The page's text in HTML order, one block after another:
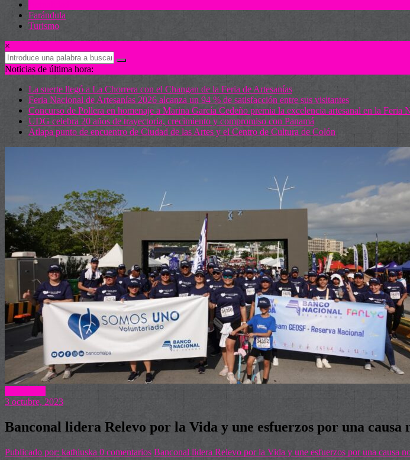
Farándula
Turismo
×
Noticias de última hora:
La suerte llegó a La Chorrera con el Changan de la Feria de Artesanías
Feria Nacional de Artesanías 2026 alcanza un 94 % de satisfacción entre sus visitantes
Concurso de Pollera en homenaje a Marina García Cedeño premia la excelencia artesanal en la Feria
UDG celebra 20 años de trayectoria, crecimiento y compromiso con Panamá
Atlapa punto de encuentro de Ciudad de las Artes y el Centro de Cultura de Colón
3 octubre, 2023
Banconal lidera Relevo por la Vida y une esfuerzos por una causa
Publicado por: kathiuska 0 comentarios Banconal lidera Relevo por la Vida y une esfuerzos por una causa